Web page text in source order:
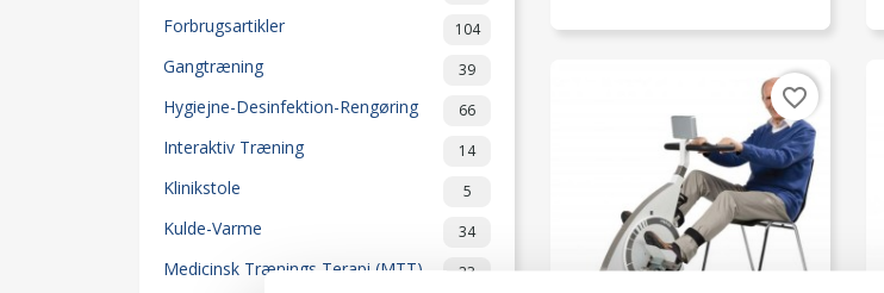
Forbrugsartikler 104
Gangtræning 39
Hygiejne-Desinfektion-Rengøring 66
Interaktiv Træning 14
Klinikstole 5
Kulde-Varme 34
Medicinsk Trænings Terapi (MTT) 23
favorite_border